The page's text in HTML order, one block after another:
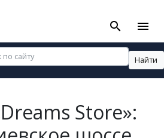
search menu
Найти
Store»: